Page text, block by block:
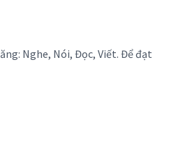
Nghe, Nói, Đọc, Viết. Để đạt